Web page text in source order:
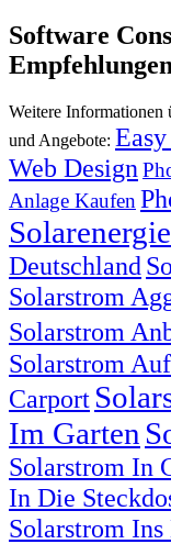
Software
Empfehlungen
Weitere Informationen
und Angebote:
Web Design
Anlage Kaufen
Deutschland
Solarstrom
Solarstrom
Solarstrom
Carport
Im Garten
Solarstrom In
In Die
Solarstrom